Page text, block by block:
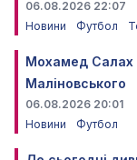
06.08.2026 22:07
Новини
Футбол
Мохамед Салах
Маліновського
06.08.2026 20:01
Новини
Футбол